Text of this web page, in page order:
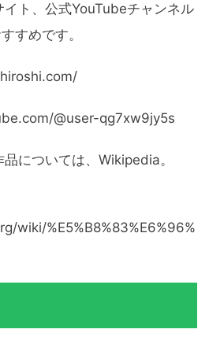
ト、公式YouTubeチャンネル
すめです。
@user-qg7xw9jy5s
については、Wikipedia。
wiki/%E5%B8%83%E6%96%